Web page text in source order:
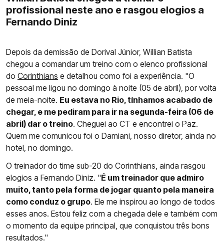
profissional neste ano e rasgou elogios a
Fernando Diniz
Depois da demissão de Dorival Júnior, Willian Batista
chegou a comandar um treino com o elenco profissional
do Corinthians e detalhou como foi a experiência. "O
pessoal me ligou no domingo à noite (05 de abril), por volta
de meia-noite. Eu estava no Rio, tínhamos acabado de
chegar, e me pediram para ir na segunda-feira (06 de
abril) dar o treino. Cheguei ao CT e encontrei o Paz.
Quem me comunicou foi o Damiani, nosso diretor, ainda no
hotel, no domingo.
O treinador do time sub-20 do Corinthians, ainda rasgou
elogios a Fernando Diniz. "É um treinador que admiro
muito, tanto pela forma de jogar quanto pela maneira
como conduz o grupo. Ele me inspirou ao longo de todos
esses anos. Estou feliz com a chegada dele e também com
o momento da equipe principal, que conquistou três bons
resultados."